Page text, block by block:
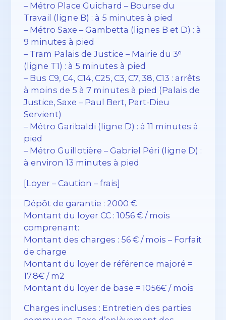
– Métro Place Guichard – Bourse du
Travail (ligne B) : à 5 minutes à pied
– Métro Saxe – Gambetta (lignes B et D) : à
9 minutes à pied
– Tram Palais de Justice – Mairie du 3ᵉ
(ligne T1) : à 5 minutes à pied
– Bus C9, C4, C14, C25, C3, C7, 38, C13 : arrêts
à moins de 5 à 7 minutes à pied (Palais de
Justice, Saxe – Paul Bert, Part-Dieu
Servient)
– Métro Garibaldi (ligne D) : à 11 minutes à
pied
– Métro Guillotière – Gabriel Péri (ligne D) :
à environ 13 minutes à pied
[Loyer – Caution – frais]
Dépôt de garantie : 2000 €
Montant du loyer CC : 1056 € / mois
comprenant:
Montant des charges : 56 € / mois – Forfait
de charge
Montant du loyer de référence majoré =
17.8€ / m2
Montant du loyer de base = 1056€ / mois
Charges incluses : Entretien des parties